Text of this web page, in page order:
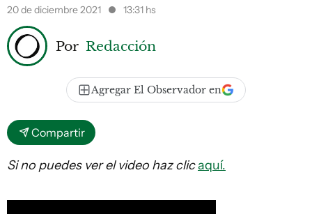
20 de diciembre 2021 13:31 hs
Por Redacción
Agregar El Observador en
Compartir
Si no puedes ver el video haz clicaquí.